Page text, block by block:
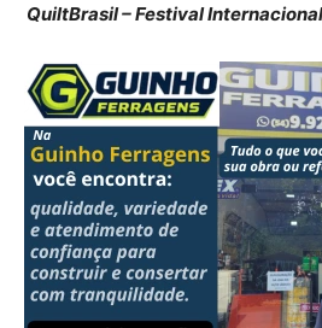
QuiltBrasil – Festival